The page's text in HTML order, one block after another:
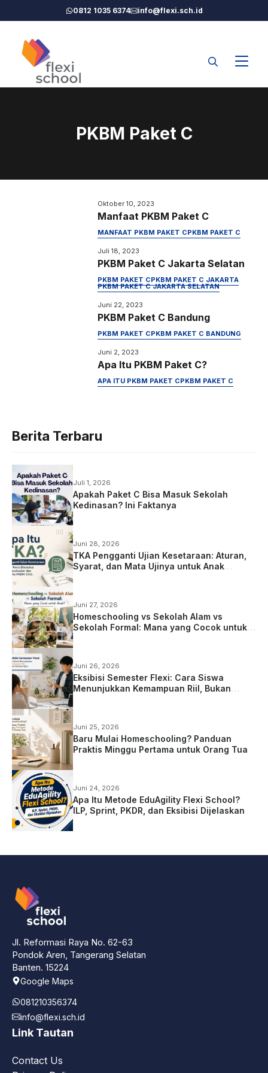
ke
0812 1035 6374 info@flexi.sch.id
PKBM Paket C
Oktober 10, 2023
Manfaat PKBM Paket C
MANFAAT PKBM PAKET CPKBM PAKET C
Juli 18, 2023
PKBM Paket C Jakarta Selatan
PKBM PAKET CPKBM PAKET C JAKARTA
PKBM PAKET C JAKARTA SELATAN
Juni 22, 2023
PKBM Paket C Bandung
PKBM PAKET CPKBM PAKET C BANDUNG
Juni 2, 2023
Apa Itu PKBM Paket C?
APA ITU PKBM PAKET CPKBM PAKET C
Berita Terbaru
Juli 1, 2026
Apakah Paket C Bisa Masuk Sekolah
Kedinasan? Ini Faktanya
Juni 28, 2026
TKA Pengganti Ujian Kesetaraan: Aturan,
Syarat, dan Mata Ujinya untuk Anak
Juni 27, 2026
Homeschooling vs Sekolah Alam vs
Sekolah Formal: Mana yang Cocok untuk
Juni 26, 2026
Eksibisi Semester Flexi: Cara Siswa
Menunjukkan Kemampuan Riil, Bukan
Juni 25, 2026
Baru Mulai Homeschooling? Panduan
Praktis Minggu Pertama untuk Orang Tua
Juni 24, 2026
Apa Itu Metode EduAgility Flexi School?
ILP, Sprint, PKDR, dan Eksibisi Dijelaskan
Jl. Reformasi Raya No. 62-63
Pondok Aren, Tangerang Selatan
Banten. 15224
Google Maps
081210356374
info@flexi.sch.id
Link Tautan
Contact Us